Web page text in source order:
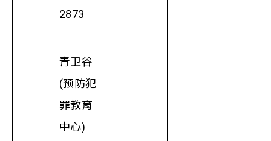
2873
青卫谷
(预防犯
罪教育
中心)